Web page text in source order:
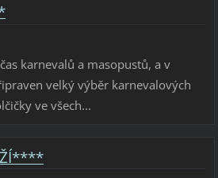
karnevalů a masopustů, a v
velký výběr karnevalových
ve všech...